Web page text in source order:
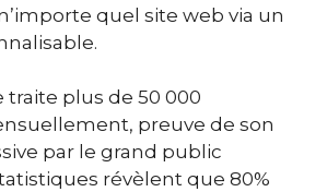
quel site web via un
traite plus de 50 000
preuve de son
par le grand public
révèlent que 80%